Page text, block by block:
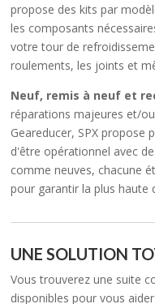
propose des kits par
les composants
votre tour de
roulements, les joints et
Neuf, remis à neuf et
réparations majeures et/
Geareducer, SPX propose
d'être opérationnel avec
comme neuves, chacune
pour garantir la plus haute
UNE SOLUTION
Vous trouverez une suite
disponibles pour vous